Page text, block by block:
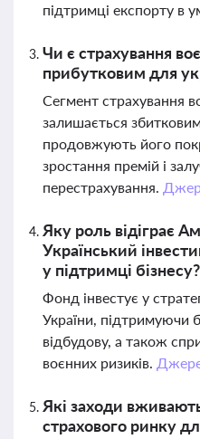
підтримці експорту в
Чи є страхування
прибутковим для
Сегмент страхування
залишається
продовжують його
зростання премій і
перестрахування.
Яку роль відіграє
Український
у підтримці бізнесу?
Фонд інвестує у
України, підтримуючи
відбудову, а також
воєнних ризиків.
Які заходи
страхового ринку